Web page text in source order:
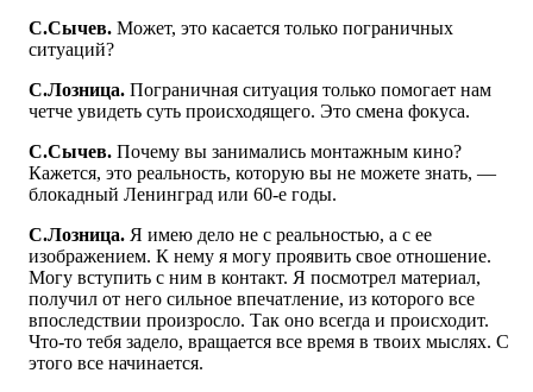
С.Сычев. Может, это касается только пограничных
ситуаций?
С.Лозница. Пограничная ситуация только помогает нам
четче увидеть суть происходящего. Это смена фокуса.
С.Сычев. Почему вы занимались монтажным кино?
Кажется, это реальность, которую вы не можете знать, —
блокадный Ленинград или 60-е годы.
С.Лозница. Я имею дело не с реальностью, а с ее
изображением. К нему я могу проявить свое отношение.
Могу вступить с ним в контакт. Я посмотрел материал,
получил от него сильное впечатление, из которого все
впоследствии произросло. Так оно всегда и происходит.
Что-то тебя задело, вращается все время в твоих мыслях. С
этого все начинается.